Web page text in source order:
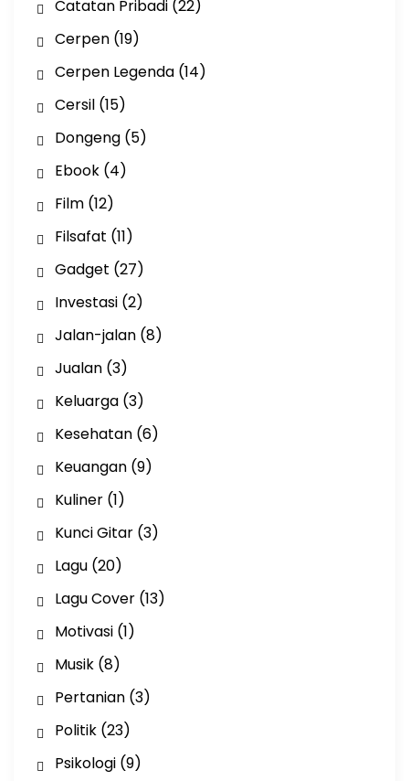
Catatan Pribadi(22)
Cerpen(19)
Cerpen Legenda(14)
Cersil(15)
Dongeng(5)
Ebook(4)
Film(12)
Filsafat (11)
Gadget (27)
Investasi(2)
Jalan-jalan(8)
Jualan(3)
Keluarga(3)
Kesehatan(6)
Keuangan(9)
Kuliner(1)
Kunci Gitar(3)
Lagu(20)
Lagu Cover(13)
Motivasi(1)
Musik(8)
Pertanian(3)
Politik(23)
Psikologi(9)